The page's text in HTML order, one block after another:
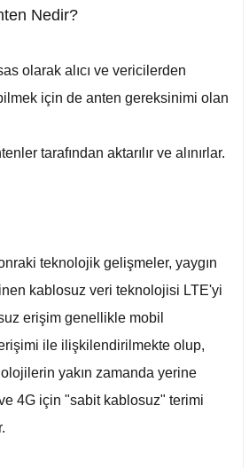
Nedir?
olarak alıcı ve vericilerden
için de anten gereksinimi olan
tarafından aktarılır ve alınırlar.
teknolojik gelişmeler, yaygın
kablosuz veri teknolojisi LTE'yi
erişim genellikle mobil
ile ilişkilendirilmekte olup,
yakın zamanda yerine
4G için "sabit kablosuz" terimi